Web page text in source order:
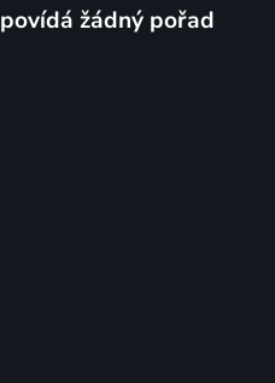
žádný pořad